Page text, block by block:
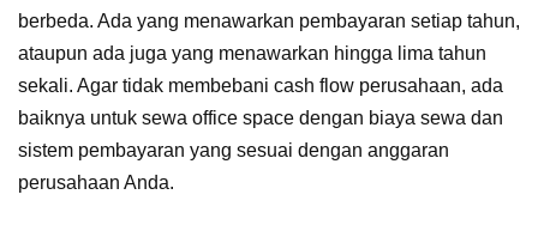
berbeda. Ada yang menawarkan pembayaran setiap tahun,
ataupun ada juga yang menawarkan hingga lima tahun
sekali. Agar tidak membebani cash flow perusahaan, ada
baiknya untuk sewa office space dengan biaya sewa dan
sistem pembayaran yang sesuai dengan anggaran
perusahaan Anda.